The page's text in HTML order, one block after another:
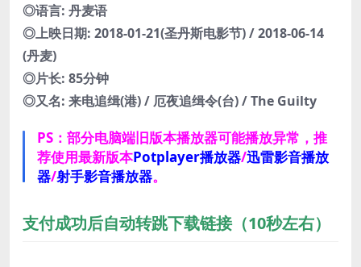
◎语言: 丹麦语
◎上映日期: 2018-01-21(圣丹斯电影节) / 2018-06-14
(丹麦)
◎片长: 85分钟
◎又名: 来电追缉(港) / 厄夜追缉令(台) / The Guilty
PS：部分电脑端旧版本播放器可能播放异常，推
荐使用最新版本Potplayer播放器/迅雷影音播放
器/射手影音播放器。
支付成功后自动转跳下载链接（10秒左右）